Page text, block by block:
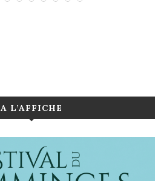
A L’AFFICHE